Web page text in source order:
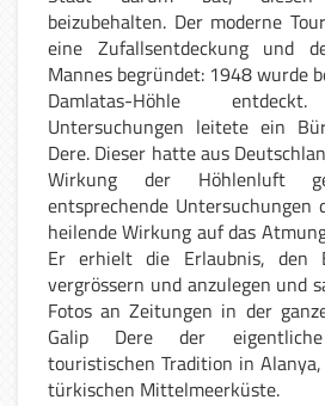
beizubehalten. Der moderne
eine Zufallsentdeckung und
Mannes begründet: 1948 wurde
Damlatas-Höhle
Untersuchungen leitete ein
Dere. Dieser hatte aus
Wirkung der Höhlenluft
entsprechende Untersuchungen
heilende Wirkung auf das
Er erhielt die Erlaubnis, den
vergrössern und anzulegen und
Fotos an Zeitungen in der
Galip Dere der
touristischen Tradition in
türkischen Mittelmeerküste.